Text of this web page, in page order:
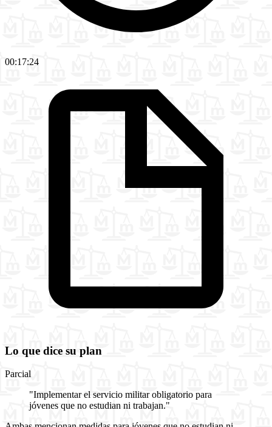
00:17:24
Lo que dice su plan
Parcial
"Implementar el servicio militar obligatorio para
jóvenes que no estudian ni trabajan."